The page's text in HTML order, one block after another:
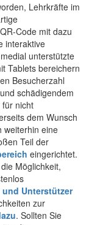
Lehrkräfte im
Code mit dazu
interaktive
unterstützte
Tablets bereichern
Besucherzahl
schädigendem
für nicht
dem Wunsch
weiterhin eine
Teil der
eingerichtet.
Möglichkeit,
Unterstützer
zur
. Sollten Sie